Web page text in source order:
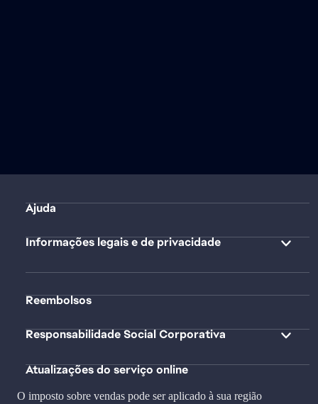
Ajuda
Informações legais e de privacidade
Reembolsos
Responsabilidade Social Corporativa
Atualizações do serviço online
O imposto sobre vendas pode ser aplicado à sua região